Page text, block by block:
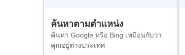
ค้นหาตามตำแหน่ง
ค้นหา Google หรือ Bing เหมือนกับว่า
คุณอยู่ต่างประเทศ